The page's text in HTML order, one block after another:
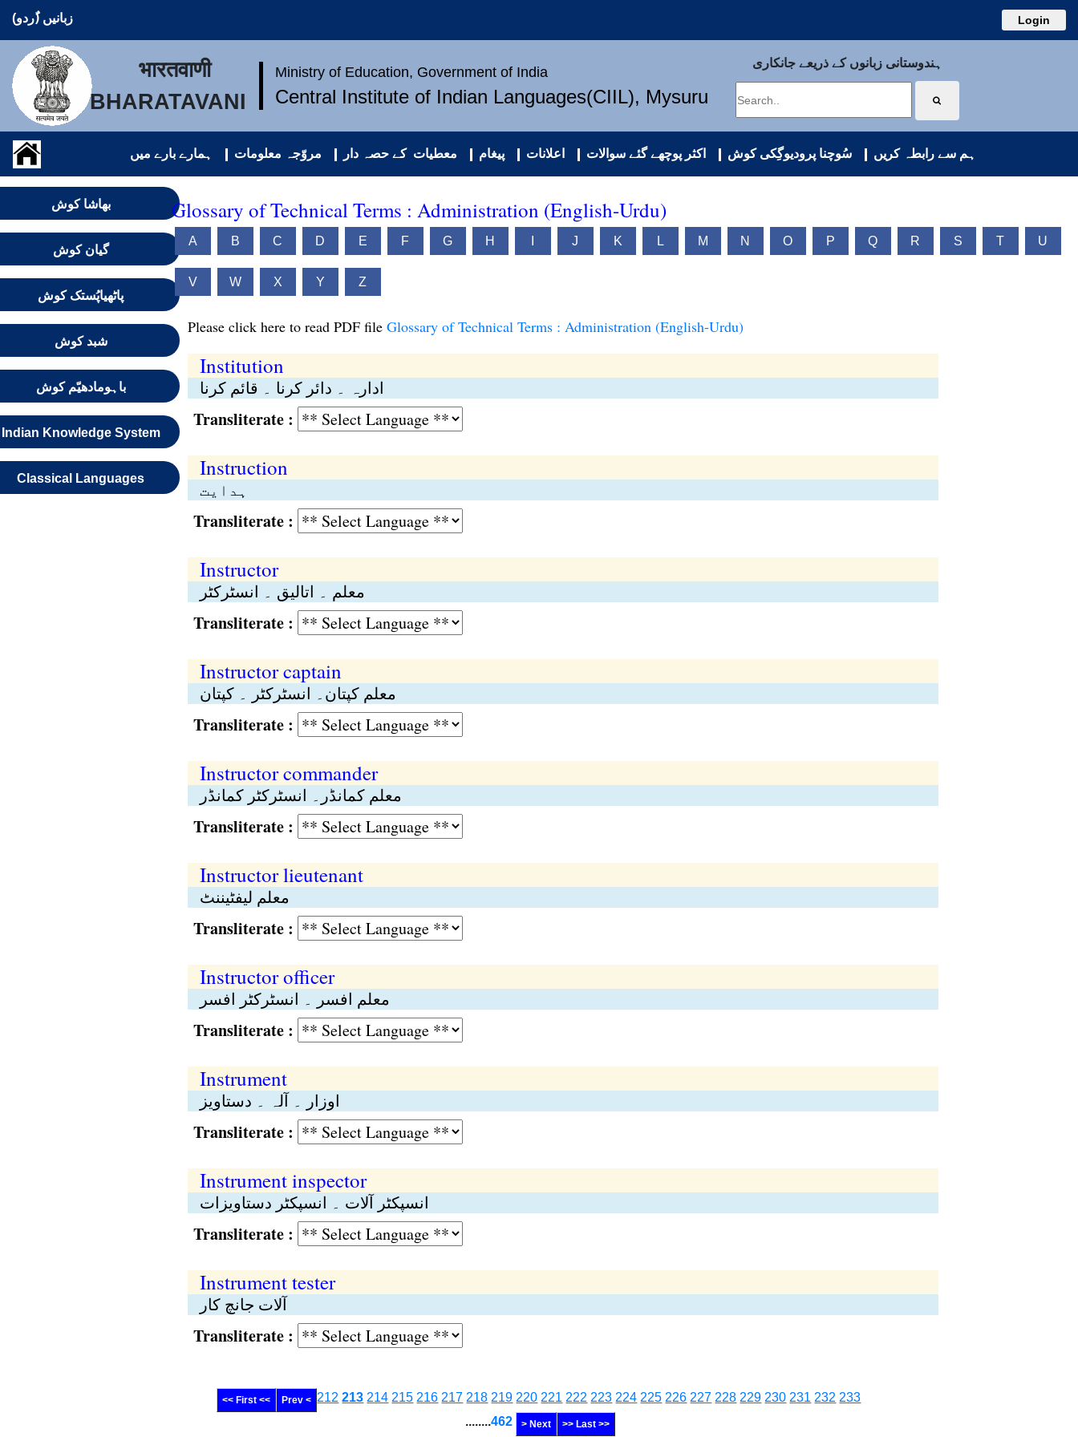
زبانیں (ُردو) Login
भारतवाणी
BHARATAVANI
Ministry of Education, Government of India
Central Institute of Indian Languages(CIIL), Mysuru
ہندوستانی زبانوں کے ذریعے جانکاری
ہمارے بارے میں مروّجہ معلومات معطیات کے حصہ دار پیغام اعلانات اکثر پوچھے گئے سوالات سُوچنا پرودیوگِکی کوش ہم سے رابطہ کریں
بھاشا کوش
گیان کوش
پاٹھیاپُستک کوش
شبد کوش
باہومادھیّم کوش
Indian Knowledge System
Classical Languages
Glossary of Technical Terms : Administration (English-Urdu)
A B C D E F G H J K L M N O P Q R S T U
V W X Y Z
Please click here to read PDF file Glossary of Technical Terms : Administration (English-Urdu)
Institution
ادارہ ۔ دائر کرنا ۔ قائم کرنا
Transliterate :
Instruction
ہدایت
Transliterate :
Instructor
معلم ۔ اتالیق ۔ انسٹرکٹر
Transliterate :
Instructor captain
معلم کپتان۔ انسٹرکٹر ۔ کپتان
Transliterate :
Instructor commander
معلم کمانڈر۔ انسٹرکٹر کمانڈر
Transliterate :
Instructor lieutenant
معلم لیفٹیننٹ
Transliterate :
Instructor officer
معلم افسر ۔ انسٹرکٹر افسر
Transliterate :
Instrument
اوزار ۔ آلہ ۔ دستاویز
Transliterate :
Instrument inspector
انسپکٹر آلات ۔ انسپکٹر دستاویزات
Transliterate :
Instrument tester
آلات جانچ کار
Transliterate :
<< First << Prev < 212 213 214 215 216 217 218 219 220 221 222 223 224 225 226 227 228 229 230 231 232 233
........462 > Next >> Last >>